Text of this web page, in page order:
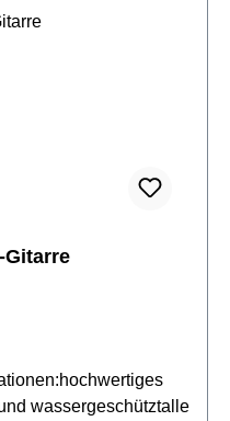
Gitarre
wassergeschütztalle